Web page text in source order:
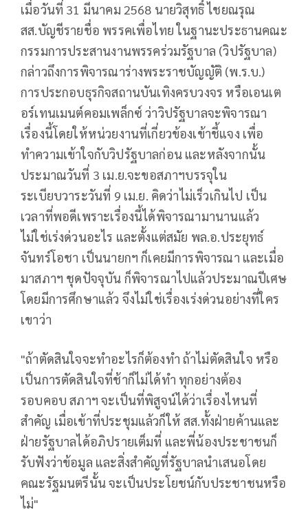
เมื่อวันที่ 31 มีนาคม 2568 นายวิสุทธิ์ ไชยณรุณ
สส.บัญชีรายชื่อ พรรคเพื่อไทย ในฐานะประธานคณะ
กรรมการประสานงานพรรคร่วมรัฐบาล (วิปรัฐบาล)
กล่าวถึงการพิจารณาร่างพระราชบัญญัติ (พ.ร.บ.)
การประกอบธุรกิจสถานบันเทิงครบวงจร หรือเอนเต
อร์เทนเมนต์คอมเพล็กซ์ ว่าวิปรัฐบาลจะพิจารณา
เรื่องนี้โดยให้หน่วยงานที่เกี่ยวข้องเข้าชี้แจง เพื่อ
ทำความเข้าใจกับวิปรัฐบาลก่อน และหลังจากนั้น
ประมาณวันที่ 3 เม.ย.จะขอสภาฯบรรจุใน
ระเบียบวาระวันที่ 9 เม.ย. คิดว่าไม่เร็วเกินไป เป็น
เวลาที่พอดีเพราะเรื่องนี้ได้พิจารณามานานแล้ว
ไม่ใช่เร่งด่วนอะไร และตั้งแต่สมัย พล.อ.ประยุทธ์
จันทร์โอชา เป็นนายกฯ ก็เคยมีการพิจารณา และเมื่อ
มาสภาฯ ชุดปัจจุบัน ก็พิจารณาไปแล้วประมาณปีเศษ​
โดยมีการศึกษาแล้ว จึงไม่ใช่เรื่องเร่งด่วนอย่างที่ใคร
เขาว่า
"ถ้าตัดสินใจจะทำอะไรก็ต้องทำ ถ้าไม่ตัดสินใจ หรือ
เป็นการตัดสินใจที่ช้าก็ไม่ได้ทำ ทุกอย่างต้อง
รอบคอบ สภาฯ จะเป็นที่พิสูจน์ได้ว่าเรื่องไหนที่
สำคัญ เมื่อเข้าที่ประชุมแล้วก็ให้ สส.ทั้งฝ่ายค้านและ
ฝ่ายรัฐบาลได้อภิปรายเต็มที่ และพี่น้องประชาชนก็
รับฟังว่าข้อมูล และสิ่งสำคัญที่รัฐบาลนำเสนอโดย
คณะรัฐมนตรีนั้น จะเป็นประโยชน์กับประชาชนหรือ
ไม่"